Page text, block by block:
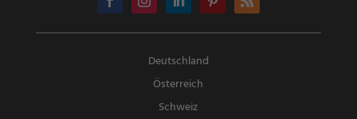
Deutschland
Österreich
Schweiz